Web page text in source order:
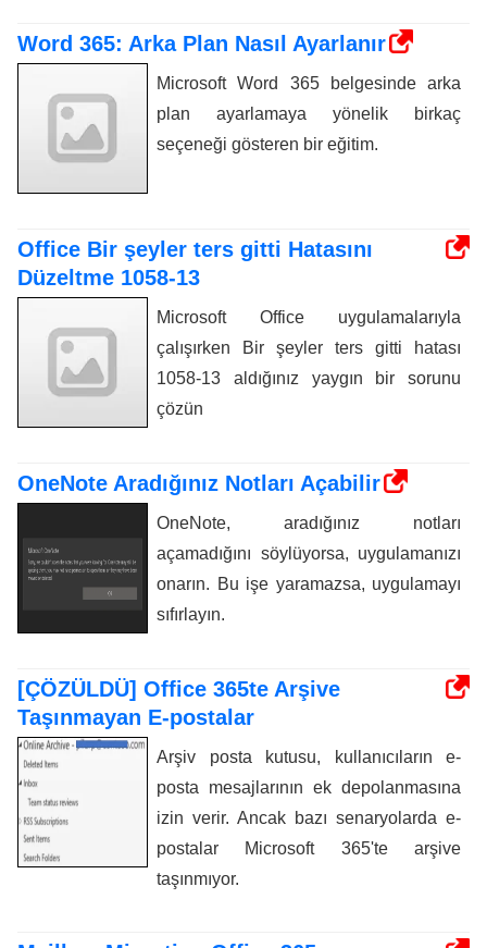
Word 365: Arka Plan Nasıl Ayarlanır
Microsoft Word 365 belgesinde arka
plan ayarlamaya yönelik birkaç
seçeneği gösteren bir eğitim.
Office Bir şeyler ters gitti Hatasını
Düzeltme 1058-13
Microsoft Office uygulamalarıyla
çalışırken Bir şeyler ters gitti hatası
1058-13 aldığınız yaygın bir sorunu
çözün
OneNote Aradığınız Notları Açabilir
OneNote, aradığınız notları
açamadığını söylüyorsa, uygulamanızı
onarın. Bu işe yaramazsa, uygulamayı
sıfırlayın.
[ÇÖZÜLDÜ] Office 365te Arşive
Taşınmayan E-postalar
Arşiv posta kutusu, kullanıcıların e-
posta mesajlarının ek depolanmasına
izin verir. Ancak bazı senaryolarda e-
postalar Microsoft 365'te arşive
taşınmıyor.